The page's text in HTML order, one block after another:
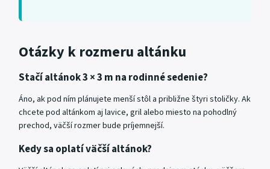
Otázky k rozmeru altánku
Stačí altánok 3 × 3 m na rodinné sedenie?
Áno, ak pod ním plánujete menší stôl a približne štyri stoličky. Ak
chcete pod altánkom aj lavice, gril alebo miesto na pohodlný
prechod, väčší rozmer bude príjemnejší.
Kedy sa oplatí väčší altánok?